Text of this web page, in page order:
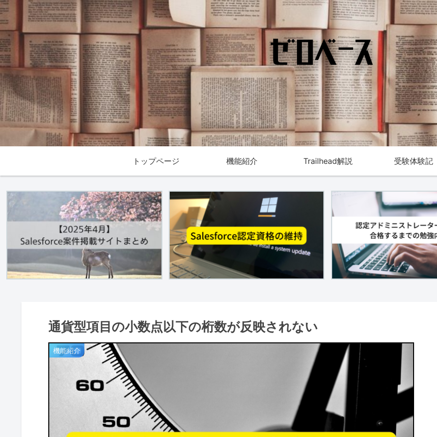
トップページ 機能紹介 Trailhead解説 受験体験記
通貨型項目の小数点以下の桁数が反映されない
機能紹介